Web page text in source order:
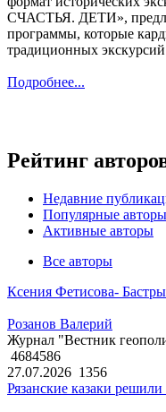
СЧАСТЬЯ. ДЕТИ»,
программы, которые
традиционных
Подробнее...
Рейтинг
Недавние
Популярные авторы
Активные авторы
Все авторы
Ксения Фетисова-
Розанов Валерий
Журнал "Вестник
4684586
27.07.2026 1356
Рязанские казаки